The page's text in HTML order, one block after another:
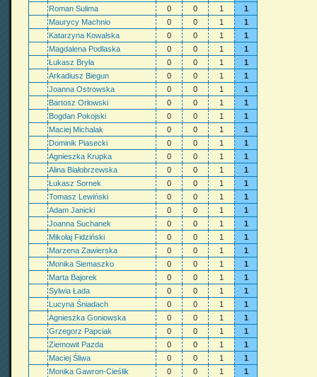
Roman Sulima
0 0 1
1
Maurycy Machnio
0 0 1
1
Katarzyna Kowalska
0 0 1
1
Magdalena Podlaska
0 0 1
1
Łukasz Bryła
0 0 1
1
Arkadiusz Biegun
0 0 1
1
Joanna Ostrowska
0 0 1
1
Bartosz Orłowski
0 0 1
1
Bogdan Pokojski
0 0 1
1
Maciej Michalak
0 0 1
1
Dominik Piasecki
0 0 1
1
Agnieszka Krupka
0 0 1
1
Alina Białobrzewska
0 0 1
1
Łukasz Sornek
0 0 1
1
Tomasz Lewiński
0 0 1
1
Adam Janicki
0 0 1
1
Joanna Suchanek
0 0 1
1
Mikołaj Fidziński
0 0 1
1
Marzena Zawierska
0 0 1
1
Monika Siemaszko
0 0 1
1
Marta Bajorek
0 0 1
1
Sylwia Łada
0 0 1
1
Lucyna Śniadach
0 0 1
1
Agnieszka Goniowska
0 0 1
1
Grzegorz Papciak
0 0 1
1
Ziemowit Pazda
0 0 1
1
Maciej Śliwa
0 0 1
1
Monika Gawron-Cieślik
0 0 1
1